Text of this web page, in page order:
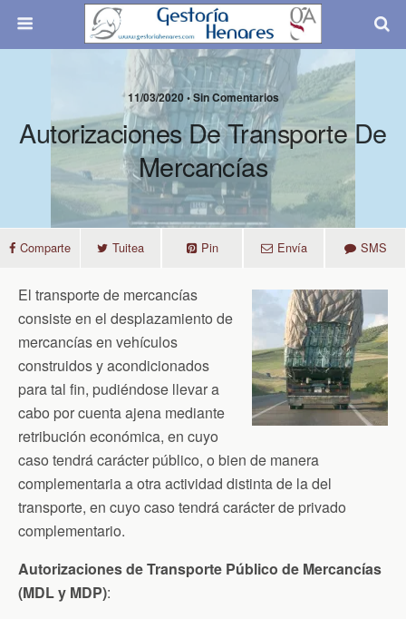
11/03/2020 • Sin Comentarios
Autorizaciones De Transporte De
Mercancías
Comparte Tuitea Pin Envía SMS
El transporte de mercancías
consiste en el desplazamiento de
mercancías en vehículos
construidos y acondicionados
para tal fin, pudiéndose llevar a
cabo por cuenta ajena mediante
retribución económica, en cuyo
caso tendrá carácter público, o bien de manera
complementaria a otra actividad distinta de la del
transporte, en cuyo caso tendrá carácter de privado
complementario.
Autorizaciones de Transporte Público de Mercancías
(MDL y MDP):